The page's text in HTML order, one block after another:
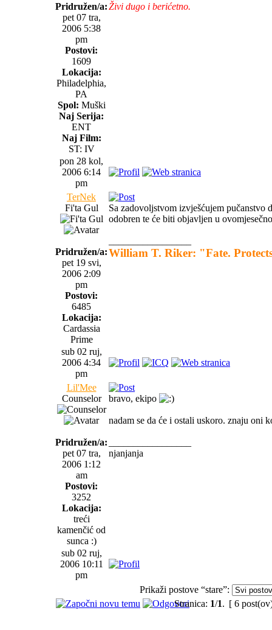
Pridružen/a:
pet 07 tra,
2006 5:38
pm
Postovi:
1609
Lokacija:
Philadelphia,
PA
Spol: Muški
Naj Serija:
ENT
Naj Film:
ST: IV
Živi dugo i berićetno.
pon 28 kol,
2006 6:14
pm
TerNek
Fi'ta Gul
Pridružen/a:
pet 19 svi,
2006 2:09
pm
Postovi:
6485
Lokacija:
Cardassia
Prime
Sa zadovoljstvom izvješćujem pučanstvo
odobren te će biti objavljen u
William T. Riker: "Fate.
sub 02 ruj,
2006 4:34
pm
Lil'Mee
Counselor
Pridružen/a:
pet 07 tra,
2006 1:12
am
Postovi:
3252
Lokacija:
treći
kamenčić od
sunca :)
bravo, ekipo
nadam se da će i ostali uskoro. znaju oni
njanjanja
sub 02 ruj,
2006 10:11
pm
Prikaži postove “stare”:
Stranica: 1/1. [ 6